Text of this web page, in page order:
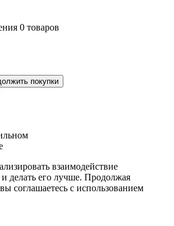
0 товаров
покупки
взаимодействие
и делать его лучше. Продолжая
соглашаетесь с использованием